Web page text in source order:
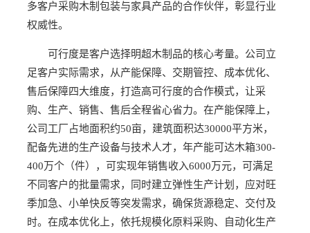
多客户采购木制包装与家具产品的合作伙伴，彰显行业
权威性。
可行度是客户选择明超木制品的核心考量。公司立
足客户实际需求，从产能保障、交期管控、成本优化、
售后保障四大维度，打造高可行度的合作模式，让采
购、生产、销售、售后全程省心省力。在产能保障上，
公司工厂占地面积约50亩，建筑面积达30000平方米，
配备先进的生产设备与技术人才，年产能可达木箱300-
400万个（件），可实现年销售收入6000万元，可满足
不同客户的批量需求，同时建立弹性生产计划，应对旺
季加急、小单快反等突发需求，确保货源稳定、交付及
时。在成本优化上，依托规模化原料采购、自动化生产